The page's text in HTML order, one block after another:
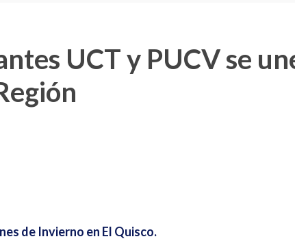
UCT y PUCV se
de Invierno en El Quisco.